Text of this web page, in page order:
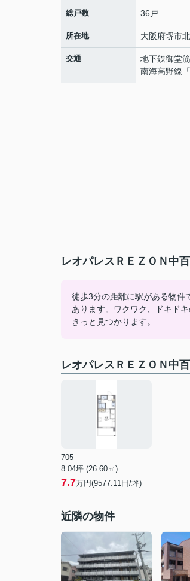
総戸数 36戸
所在地 大阪府堺市
交通 地下鉄御堂
南海高野線 「
レオパレスＲＥＺＯＮ中
徒歩3分の距離に駅がある物件
あります。ワクワク、ドキド
きっと見つかります。
レオパレスＲＥＺＯＮ中
705
8.04坪 (26.60㎡)
7.7万円(9577.11円/坪)
近隣の物件